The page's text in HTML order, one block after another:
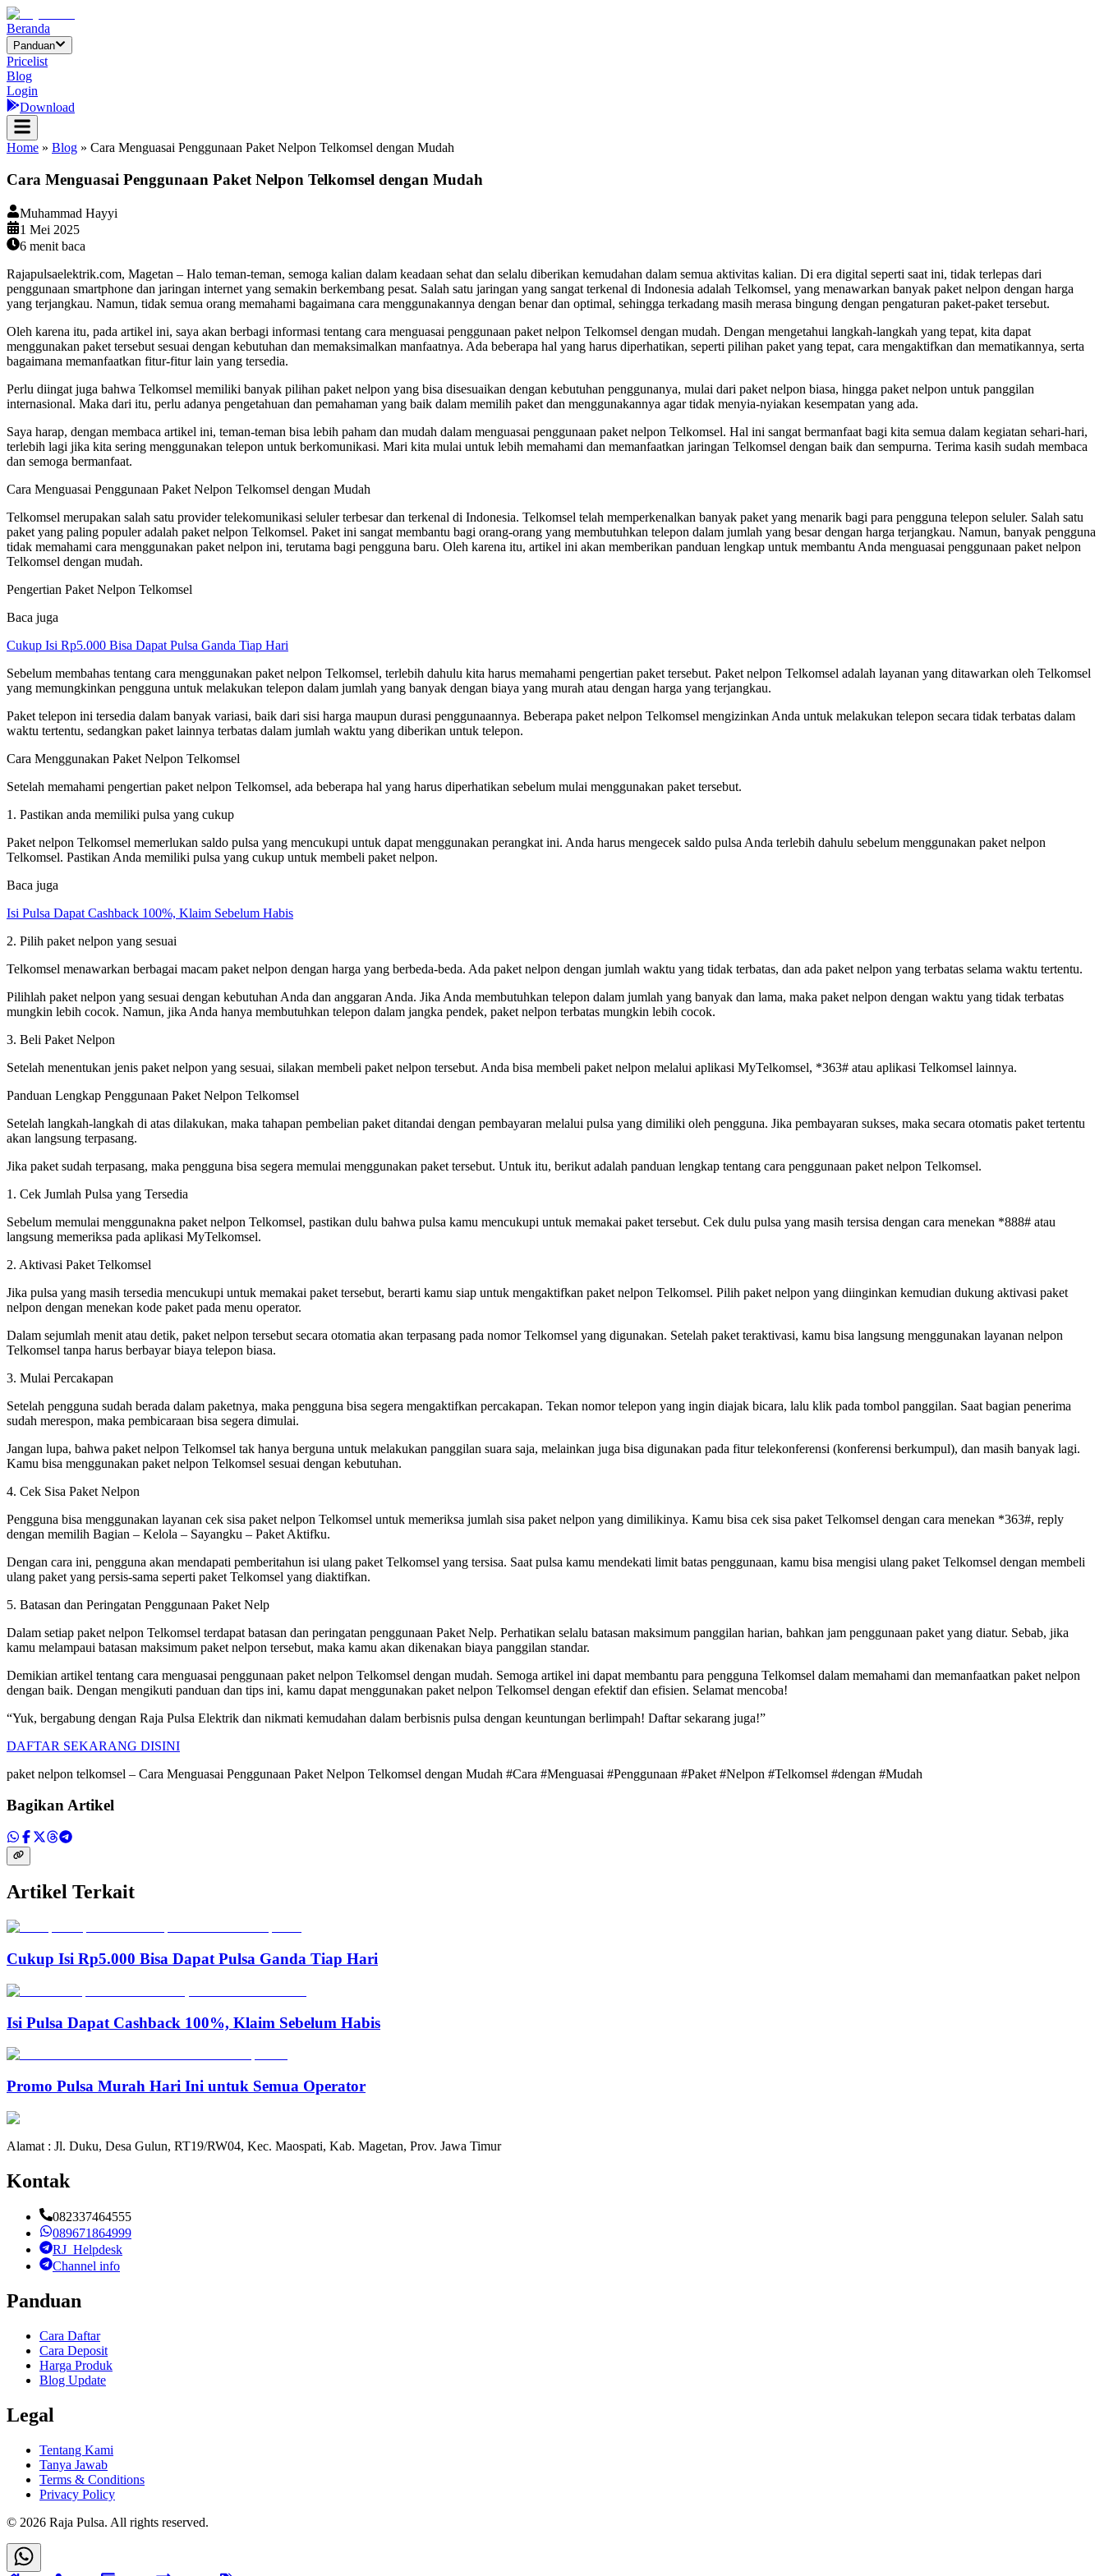
Beranda
Panduan
Pricelist
Blog
Login
Download
Home » Blog » Cara Menguasai Penggunaan Paket Nelpon Telkomsel dengan Mudah
Cara Menguasai Penggunaan Paket Nelpon Telkomsel dengan Mudah
Muhammad Hayyi
1 Mei 2025
6 menit baca
Rajapulsaelektrik.com, Magetan – Halo teman-teman, semoga kalian dalam keadaan sehat dan selalu diberikan kemudahan dalam semua aktivitas kalian. Di era digital seperti saat ini, tidak terlepas dari
penggunaan smartphone dan jaringan internet yang semakin berkembang pesat. Salah satu jaringan yang sangat terkenal di Indonesia adalah Telkomsel, yang menawarkan banyak paket nelpon dengan harga
yang terjangkau. Namun, tidak semua orang memahami bagaimana cara menggunakannya dengan benar dan optimal, sehingga terkadang masih merasa bingung dengan pengaturan paket-paket tersebut.
Oleh karena itu, pada artikel ini, saya akan berbagi informasi tentang cara menguasai penggunaan paket nelpon Telkomsel dengan mudah. Dengan mengetahui langkah-langkah yang tepat, kita dapat
menggunakan paket tersebut sesuai dengan kebutuhan dan memaksimalkan manfaatnya. Ada beberapa hal yang harus diperhatikan, seperti pilihan paket yang tepat, cara mengaktifkan dan mematikannya, serta
bagaimana memanfaatkan fitur-fitur lain yang tersedia.
Perlu diingat juga bahwa Telkomsel memiliki banyak pilihan paket nelpon yang bisa disesuaikan dengan kebutuhan penggunanya, mulai dari paket nelpon biasa, hingga paket nelpon untuk panggilan
internasional. Maka dari itu, perlu adanya pengetahuan dan pemahaman yang baik dalam memilih paket dan menggunakannya agar tidak menyia-nyiakan kesempatan yang ada.
Saya harap, dengan membaca artikel ini, teman-teman bisa lebih paham dan mudah dalam menguasai penggunaan paket nelpon Telkomsel. Hal ini sangat bermanfaat bagi kita semua dalam kegiatan sehari-hari,
terlebih lagi jika kita sering menggunakan telepon untuk berkomunikasi. Mari kita mulai untuk lebih memahami dan memanfaatkan jaringan Telkomsel dengan baik dan sempurna. Terima kasih sudah membaca
dan semoga bermanfaat.
Cara Menguasai Penggunaan Paket Nelpon Telkomsel dengan Mudah
Telkomsel merupakan salah satu provider telekomunikasi seluler terbesar dan terkenal di Indonesia. Telkomsel telah memperkenalkan banyak paket yang menarik bagi para pengguna telepon seluler. Salah satu
paket yang paling populer adalah paket nelpon Telkomsel. Paket ini sangat membantu bagi orang-orang yang membutuhkan telepon dalam jumlah yang besar dengan harga terjangkau. Namun, banyak pengguna
tidak memahami cara menggunakan paket nelpon ini, terutama bagi pengguna baru. Oleh karena itu, artikel ini akan memberikan panduan lengkap untuk membantu Anda menguasai penggunaan paket nelpon
Telkomsel dengan mudah.
Pengertian Paket Nelpon Telkomsel
Baca juga
Cukup Isi Rp5.000 Bisa Dapat Pulsa Ganda Tiap Hari
Sebelum membahas tentang cara menggunakan paket nelpon Telkomsel, terlebih dahulu kita harus memahami pengertian paket tersebut. Paket nelpon Telkomsel adalah layanan yang ditawarkan oleh Telkomsel
yang memungkinkan pengguna untuk melakukan telepon dalam jumlah yang banyak dengan biaya yang murah atau dengan harga yang terjangkau.
Paket telepon ini tersedia dalam banyak variasi, baik dari sisi harga maupun durasi penggunaannya. Beberapa paket nelpon Telkomsel mengizinkan Anda untuk melakukan telepon secara tidak terbatas dalam
waktu tertentu, sedangkan paket lainnya terbatas dalam jumlah waktu yang diberikan untuk telepon.
Cara Menggunakan Paket Nelpon Telkomsel
Setelah memahami pengertian paket nelpon Telkomsel, ada beberapa hal yang harus diperhatikan sebelum mulai menggunakan paket tersebut.
1. Pastikan anda memiliki pulsa yang cukup
Paket nelpon Telkomsel memerlukan saldo pulsa yang mencukupi untuk dapat menggunakan perangkat ini. Anda harus mengecek saldo pulsa Anda terlebih dahulu sebelum menggunakan paket nelpon
Telkomsel. Pastikan Anda memiliki pulsa yang cukup untuk membeli paket nelpon.
Baca juga
Isi Pulsa Dapat Cashback 100%, Klaim Sebelum Habis
2. Pilih paket nelpon yang sesuai
Telkomsel menawarkan berbagai macam paket nelpon dengan harga yang berbeda-beda. Ada paket nelpon dengan jumlah waktu yang tidak terbatas, dan ada paket nelpon yang terbatas selama waktu tertentu.
Pilihlah paket nelpon yang sesuai dengan kebutuhan Anda dan anggaran Anda. Jika Anda membutuhkan telepon dalam jumlah yang banyak dan lama, maka paket nelpon dengan waktu yang tidak terbatas
mungkin lebih cocok. Namun, jika Anda hanya membutuhkan telepon dalam jangka pendek, paket nelpon terbatas mungkin lebih cocok.
3. Beli Paket Nelpon
Setelah menentukan jenis paket nelpon yang sesuai, silakan membeli paket nelpon tersebut. Anda bisa membeli paket nelpon melalui aplikasi MyTelkomsel, *363# atau aplikasi Telkomsel lainnya.
Panduan Lengkap Penggunaan Paket Nelpon Telkomsel
Setelah langkah-langkah di atas dilakukan, maka tahapan pembelian paket ditandai dengan pembayaran melalui pulsa yang dimiliki oleh pengguna. Jika pembayaran sukses, maka secara otomatis paket tertentu
akan langsung terpasang.
Jika paket sudah terpasang, maka pengguna bisa segera memulai menggunakan paket tersebut. Untuk itu, berikut adalah panduan lengkap tentang cara penggunaan paket nelpon Telkomsel.
1. Cek Jumlah Pulsa yang Tersedia
Sebelum memulai menggunakna paket nelpon Telkomsel, pastikan dulu bahwa pulsa kamu mencukupi untuk memakai paket tersebut. Cek dulu pulsa yang masih tersisa dengan cara menekan *888# atau
langsung memeriksa pada aplikasi MyTelkomsel.
2. Aktivasi Paket Telkomsel
Jika pulsa yang masih tersedia mencukupi untuk memakai paket tersebut, berarti kamu siap untuk mengaktifkan paket nelpon Telkomsel. Pilih paket nelpon yang diinginkan kemudian dukung aktivasi paket
nelpon dengan menekan kode paket pada menu operator.
Dalam sejumlah menit atau detik, paket nelpon tersebut secara otomatia akan terpasang pada nomor Telkomsel yang digunakan. Setelah paket teraktivasi, kamu bisa langsung menggunakan layanan nelpon
Telkomsel tanpa harus berbayar biaya telepon biasa.
3. Mulai Percakapan
Setelah pengguna sudah berada dalam paketnya, maka pengguna bisa segera mengaktifkan percakapan. Tekan nomor telepon yang ingin diajak bicara, lalu klik pada tombol panggilan. Saat bagian penerima
sudah merespon, maka pembicaraan bisa segera dimulai.
Jangan lupa, bahwa paket nelpon Telkomsel tak hanya berguna untuk melakukan panggilan suara saja, melainkan juga bisa digunakan pada fitur telekonferensi (konferensi berkumpul), dan masih banyak lagi.
Kamu bisa menggunakan paket nelpon Telkomsel sesuai dengan kebutuhan.
4. Cek Sisa Paket Nelpon
Pengguna bisa menggunakan layanan cek sisa paket nelpon Telkomsel untuk memeriksa jumlah sisa paket nelpon yang dimilikinya. Kamu bisa cek sisa paket Telkomsel dengan cara menekan *363#, reply
dengan memilih Bagian – Kelola – Sayangku – Paket Aktifku.
Dengan cara ini, pengguna akan mendapati pemberitahun isi ulang paket Telkomsel yang tersisa. Saat pulsa kamu mendekati limit batas penggunaan, kamu bisa mengisi ulang paket Telkomsel dengan membeli
ulang paket yang persis-sama seperti paket Telkomsel yang diaktifkan.
5. Batasan dan Peringatan Penggunaan Paket Nelp
Dalam setiap paket nelpon Telkomsel terdapat batasan dan peringatan penggunaan Paket Nelp. Perhatikan selalu batasan maksimum panggilan harian, bahkan jam penggunaan paket yang diatur. Sebab, jika
kamu melampaui batasan maksimum paket nelpon tersebut, maka kamu akan dikenakan biaya panggilan standar.
Demikian artikel tentang cara menguasai penggunaan paket nelpon Telkomsel dengan mudah. Semoga artikel ini dapat membantu para pengguna Telkomsel dalam memahami dan memanfaatkan paket nelpon
dengan baik. Dengan mengikuti panduan dan tips ini, kamu dapat menggunakan paket nelpon Telkomsel dengan efektif dan efisien. Selamat mencoba!
“Yuk, bergabung dengan Raja Pulsa Elektrik dan nikmati kemudahan dalam berbisnis pulsa dengan keuntungan berlimpah! Daftar sekarang juga!”
DAFTAR SEKARANG DISINI
paket nelpon telkomsel – Cara Menguasai Penggunaan Paket Nelpon Telkomsel dengan Mudah #Cara #Menguasai #Penggunaan #Paket #Nelpon #Telkomsel #dengan #Mudah
Bagikan Artikel
Artikel Terkait
Cukup Isi Rp5.000 Bisa Dapat Pulsa Ganda Tiap Hari
Isi Pulsa Dapat Cashback 100%, Klaim Sebelum Habis
Promo Pulsa Murah Hari Ini untuk Semua Operator
Alamat : Jl. Duku, Desa Gulun, RT19/RW04, Kec. Maospati, Kab. Magetan, Prov. Jawa Timur
Kontak
082337464555
089671864999
RJ_Helpdesk
Channel info
Panduan
Cara Daftar
Cara Deposit
Harga Produk
Blog Update
Legal
Tentang Kami
Tanya Jawab
Terms & Conditions
Privacy Policy
© 2026 Raja Pulsa. All rights reserved.